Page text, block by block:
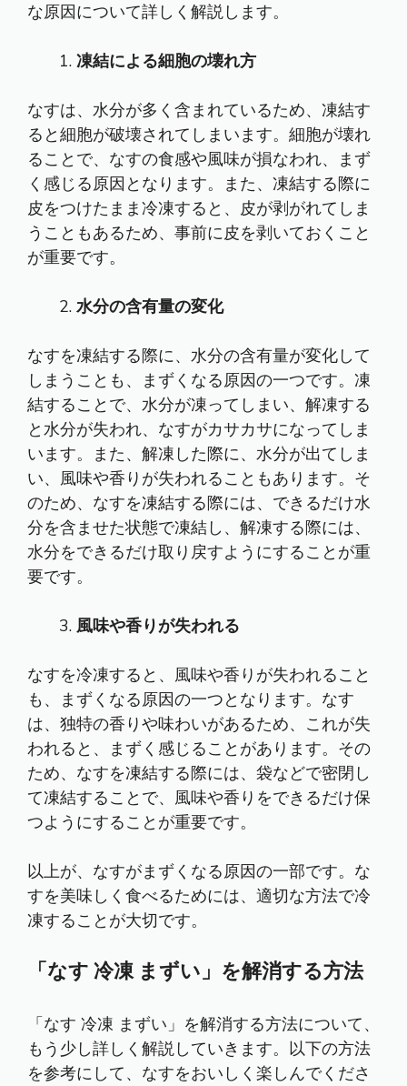
な原因について詳しく解説します。
凍結による細胞の壊れ方
なすは、水分が多く含まれているため、凍結す
ると細胞が破壊されてしまいます。細胞が壊れ
ることで、なすの食感や風味が損なわれ、まず
く感じる原因となります。また、凍結する際に
皮をつけたまま冷凍すると、皮が剥がれてしま
うこともあるため、事前に皮を剥いておくこと
が重要です。
水分の含有量の変化
なすを凍結する際に、水分の含有量が変化して
しまうことも、まずくなる原因の一つです。凍
結することで、水分が凍ってしまい、解凍する
と水分が失われ、なすがカサカサになってしま
います。また、解凍した際に、水分が出てしま
い、風味や香りが失われることもあります。そ
のため、なすを凍結する際には、できるだけ水
分を含ませた状態で凍結し、解凍する際には、
水分をできるだけ取り戻すようにすることが重
要です。
風味や香りが失われる
なすを冷凍すると、風味や香りが失われること
も、まずくなる原因の一つとなります。なす
は、独特の香りや味わいがあるため、これが失
われると、まずく感じることがあります。その
ため、なすを凍結する際には、袋などで密閉し
て凍結することで、風味や香りをできるだけ保
つようにすることが重要です。
以上が、なすがまずくなる原因の一部です。な
すを美味しく食べるためには、適切な方法で冷
凍することが大切です。
「なす 冷凍 まずい」を解消する方法
「なす 冷凍 まずい」を解消する方法について、
もう少し詳しく解説していきます。以下の方法
を参考にして、なすをおいしく楽しんでくださ